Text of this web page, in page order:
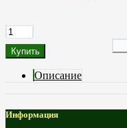
Купить
Описание
Информация